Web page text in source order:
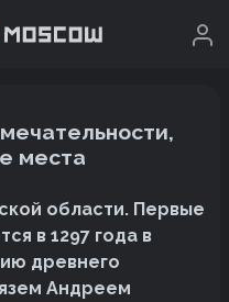
места
области. Первые
в 1297 года в
древнего
Андреем